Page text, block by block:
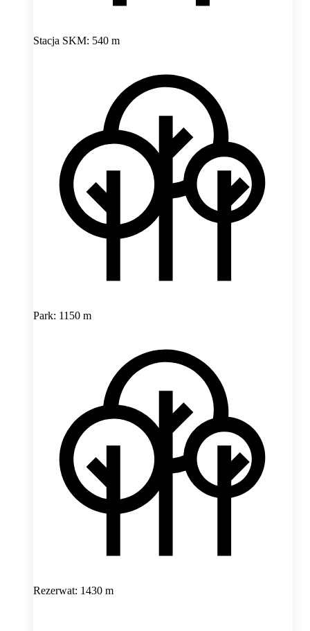
Stacja SKM: 540 m
Park: 1150 m
Rezerwat: 1430 m